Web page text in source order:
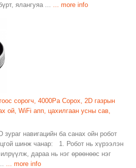
ялангуяа ...
... more info
сорогч, 4000Pa Сорох, 2D газрын
ой, WiFi апп, цахилгаан усны сав,
зураг навигацийн ба санах ойн робот
шинж чанар: 1. Робот нь хүрээлэн
дараа нь нэг өрөөнөөс нэг
... more info